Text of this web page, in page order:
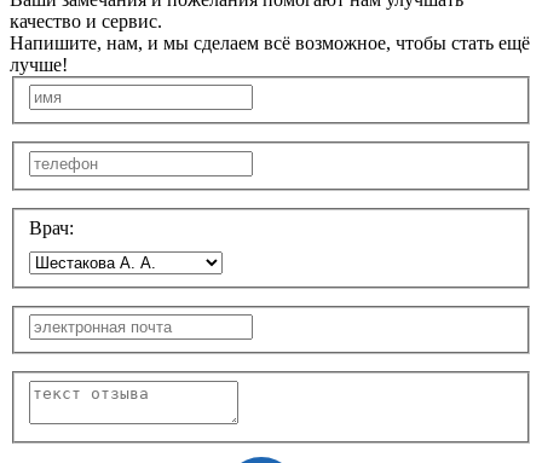
качество и сервис.
Напишите, нам, и мы сделаем всё возможное, чтобы стать ещё
лучше!
Врач: